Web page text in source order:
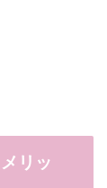
リッ